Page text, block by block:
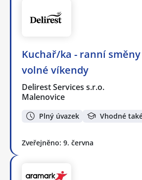
Kuchař/ka - ranní směny
volné víkendy
Delirest Services s.r.o.
Malenovice
Plný úvazek Vhodné
Zveřejněno: 9. června